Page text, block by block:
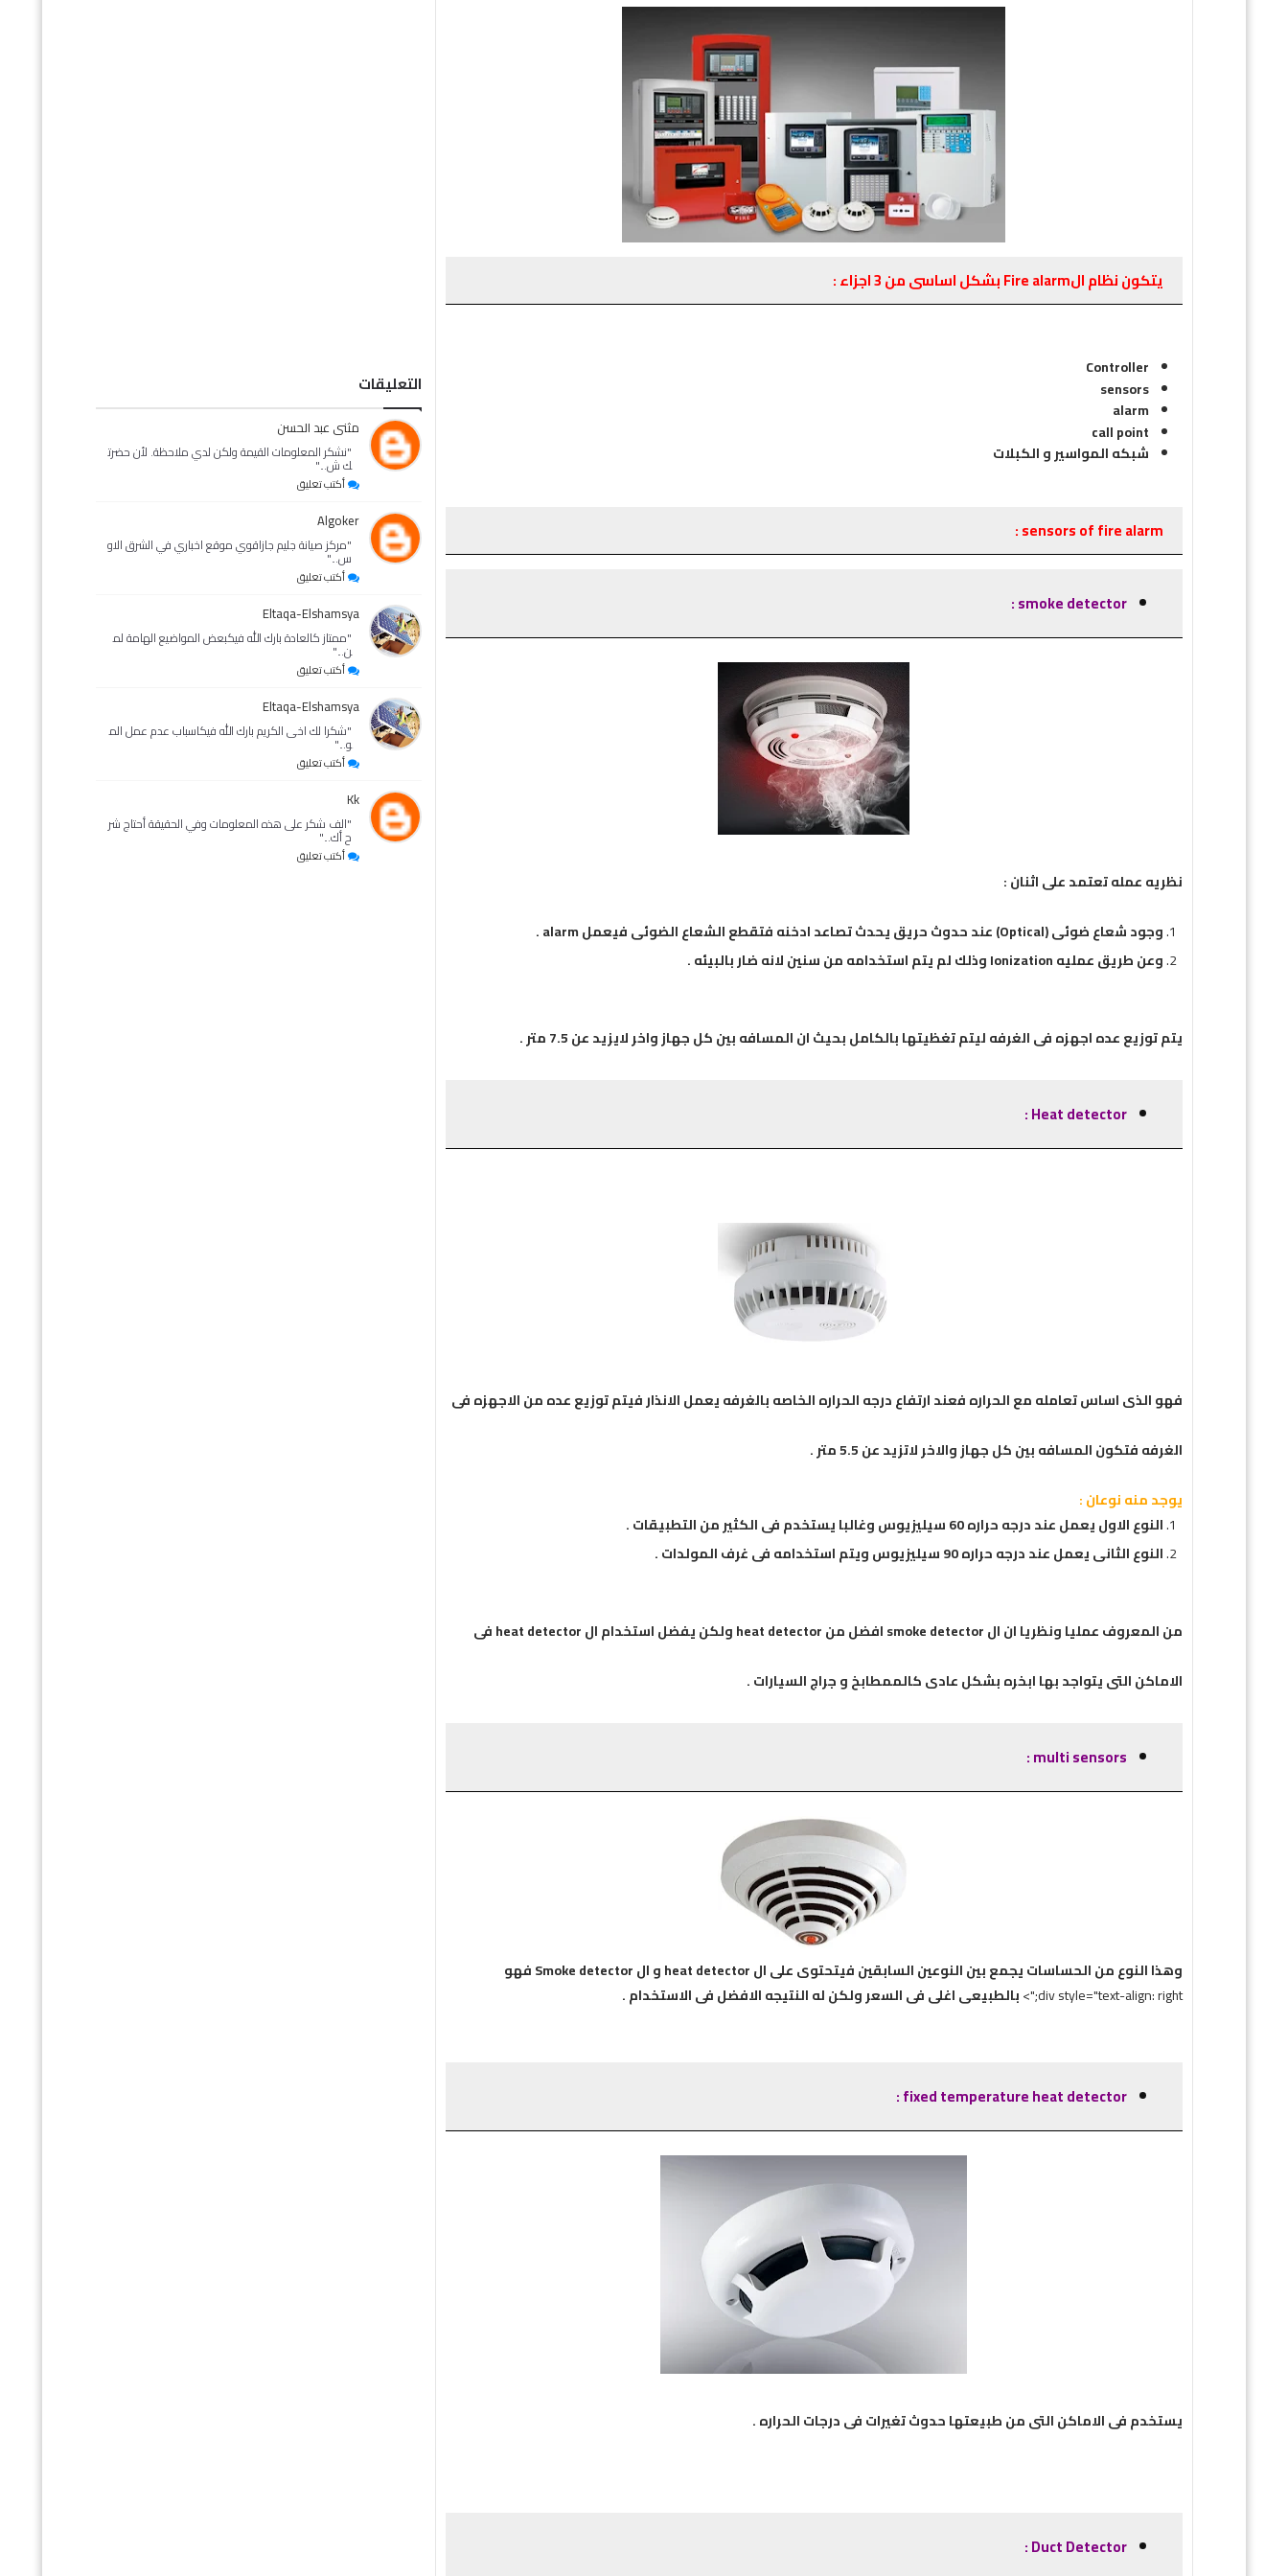
يتكون نظام الFire alarm بشكل اساسى من 3 اجزاء :
Controller
sensors
alarm
call point
شبكه المواسير و الكبلات
sensors of fire alarm :
smoke detector :
نظريه عمله تعتمد على اثنان :
وجود شعاع ضوئى (Optical) عند حدوث حريق يحدث تصاعد ادخنه فتقطع الشعاع الضوئى فيعمل alarm .
وعن طريق عمليه Ionization وذلك لم يتم استخدامه من سنين لانه ضار بالبيئه .
يتم توزيع عده اجهزه فى الغرفه ليتم تغظيتها بالكامل بحيث ان المسافه بين كل جهاز واخر لايزيد عن 7.5 متر .
Heat detector :
فهو الذى اساس تعامله مع الحراره فعند ارتفاع درجه الحراره الخاصه بالغرفه يعمل الانذار فيتم توزيع عده من الاجهزه فى
الغرفه فتكون المسافه بين كل جهاز والاخر لاتزيد عن 5.5 متر .
يوجد منه نوعان :
النوع الاول يعمل عند درجه حراره 60 سيليزيوس وغالبا يستخدم فى الكثير من التطبيقات .
النوع الثانى يعمل عند درجه حراره 90 سيليزيوس ويتم استخدامه فى غرف المولدات .
من المعروف عمليا ونظريا ان ال smoke detector افضل من heat detector ولكن يفضل استخدام ال heat detector فى
الاماكن التى يتواجد بها ابخره بشكل عادى كالممطابخ و جراج السيارات .
multi sensors :
وهذا النوع من الحساسات يجمع بين النوعين السابقين فيتحتوى على ال heat detector و ال Smoke detector فهو
div style="text-align: right;">
بالطبيعى اغلى فى السعر ولكن له النتيجه الافضل فى الاستخدام .
fixed temperature heat detector :
يستخدم فى الاماكن التى من طبيعتها حدوث تغيرات فى درجات الحراره .
Duct Detector :
التعليقات
مثنى عبد الحسن
"نشكر المعلومات القيمة ولكن لدي ملاحظة. لأن حضرت
ك ش..."
أكتب تعليق
Algoker
"مركز صيانة جليم جازاقوي موقع اخباري في الشرق الاو
س..."
أكتب تعليق
Eltaqa-Elshamsya
"ممتاز كالعادة بارك الله فيكبعض المواضيع الهامة لم
ن..."
أكتب تعليق
Eltaqa-Elshamsya
"شكرا لك اخى الكريم بارك الله فيكاسباب عدم عمل الم
و..."
أكتب تعليق
Kk
"الف شكر على هذه المعلومات وفي الحقيقة أحتاج شر
ح أك..."
أكتب تعليق